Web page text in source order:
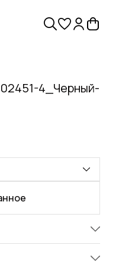
4_Черный-